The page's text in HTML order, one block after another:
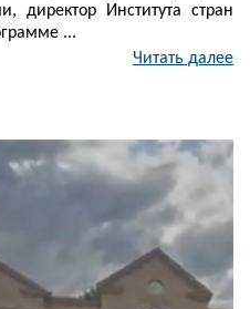
директор Института стран
...
Читать далее